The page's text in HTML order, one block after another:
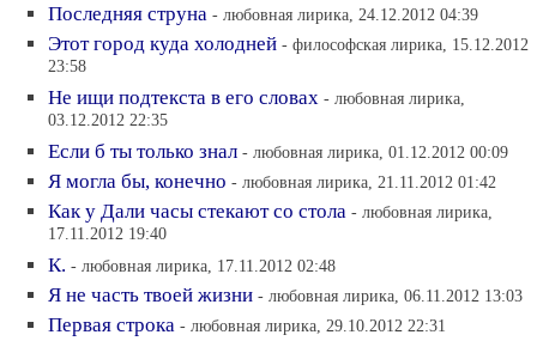
Последняя струна - любовная лирика, 24.12.2012 04:39
Этот город куда холодней - философская лирика, 15.12.2012
23:58
Не ищи подтекста в его словах - любовная лирика,
03.12.2012 22:35
Если б ты только знал - любовная лирика, 01.12.2012 00:09
Я могла бы, конечно - любовная лирика, 21.11.2012 01:42
Как у Дали часы стекают со стола - любовная лирика,
17.11.2012 19:40
К. - любовная лирика, 17.11.2012 02:48
Я не часть твоей жизни - любовная лирика, 06.11.2012 13:03
Первая строка - любовная лирика, 29.10.2012 22:31